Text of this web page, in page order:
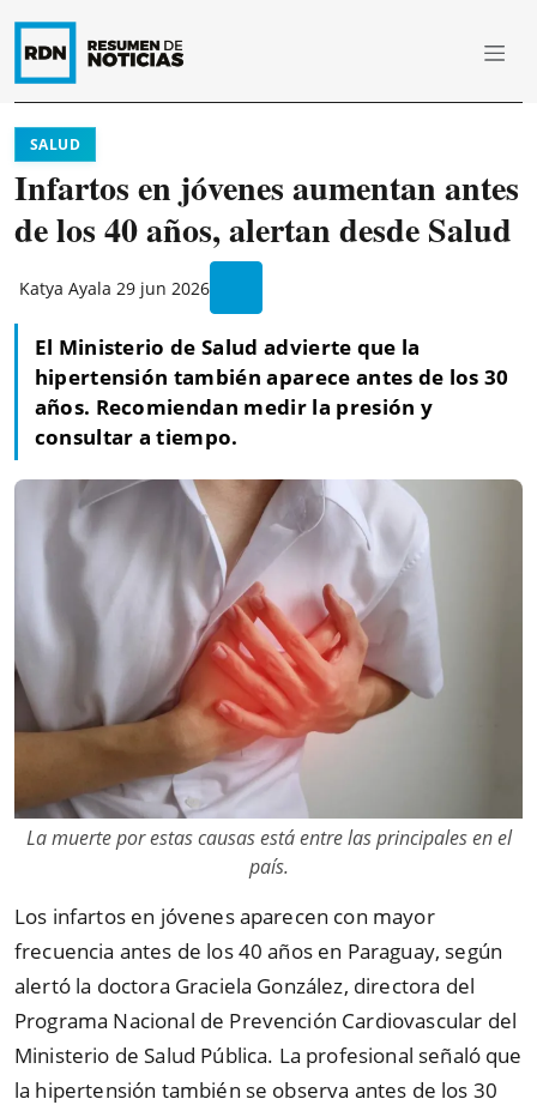
SALUD
Infartos en jóvenes aumentan antes
de los 40 años, alertan desde Salud
Katya Ayala 29 jun 2026
El Ministerio de Salud advierte que la
hipertensión también aparece antes de los 30
años. Recomiendan medir la presión y
consultar a tiempo.
La muerte por estas causas está entre las principales en el
país.
Los infartos en jóvenes aparecen con mayor
frecuencia antes de los 40 años en Paraguay, según
alertó la doctora Graciela González, directora del
Programa Nacional de Prevención Cardiovascular del
Ministerio de Salud Pública. La profesional señaló que
la hipertensión también se observa antes de los 30